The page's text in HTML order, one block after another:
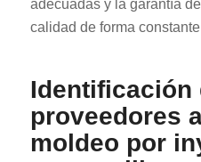
adecuadas y la garantía
calidad de forma
Identificación
proveedores
moldeo por